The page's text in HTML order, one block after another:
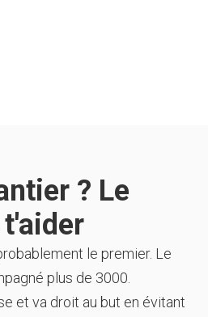
? Le
le premier. Le
plus de 3000.
et va droit au but en évitant